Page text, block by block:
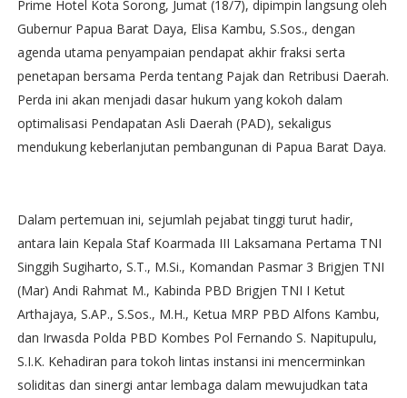
Prime Hotel Kota Sorong, Jumat (18/7), dipimpin langsung oleh
Gubernur Papua Barat Daya, Elisa Kambu, S.Sos., dengan
agenda utama penyampaian pendapat akhir fraksi serta
penetapan bersama Perda tentang Pajak dan Retribusi Daerah.
Perda ini akan menjadi dasar hukum yang kokoh dalam
optimalisasi Pendapatan Asli Daerah (PAD), sekaligus
mendukung keberlanjutan pembangunan di Papua Barat Daya.
Dalam pertemuan ini, sejumlah pejabat tinggi turut hadir,
antara lain Kepala Staf Koarmada III Laksamana Pertama TNI
Singgih Sugiharto, S.T., M.Si., Komandan Pasmar 3 Brigjen TNI
(Mar) Andi Rahmat M., Kabinda PBD Brigjen TNI I Ketut
Arthajaya, S.AP., S.Sos., M.H., Ketua MRP PBD Alfons Kambu,
dan Irwasda Polda PBD Kombes Pol Fernando S. Napitupulu,
S.I.K. Kehadiran para tokoh lintas instansi ini mencerminkan
soliditas dan sinergi antar lembaga dalam mewujudkan tata